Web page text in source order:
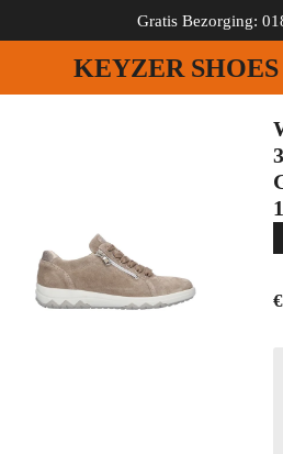
direct
de
KEYZER
Gratis Bezorging: